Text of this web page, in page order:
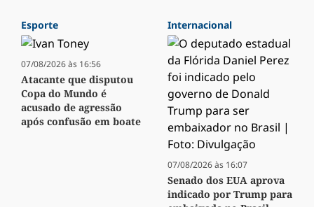
Esporte
07/08/2026 às 16:56
Atacante que disputou
Copa do Mundo é
acusado de agressão
após confusão em boate
Internacional
07/08/2026 às 16:07
Senado dos EUA aprova
indicado por Trump para